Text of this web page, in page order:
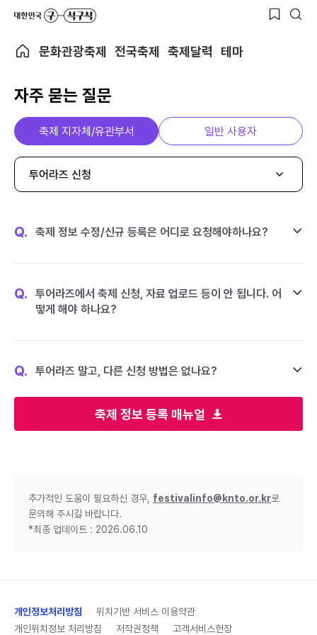
문화관광축제 전국축제 축제달력 테마
자주 묻는 질문
축제 정보 등록 매뉴얼
축제 지자체/유관부서 일반 사용자
투어라즈 신청
Q. 축제 정보 수정/신규 등록은 어디로 요청해야하나요?
Q.
투어라즈에서 축제 신청, 자료 업로드 등이 안 됩니다. 어
떻게 해야 하나요?
Q. 투어라즈 말고, 다른 신청 방법은 없나요?
추가적인 도움이 필요하신 경우, festivalinfo@knto.or.kr로
문의해 주시길 바랍니다.
*최종 업데이트 : 2026.06.10
개인정보처리방침
위치기반 서비스 이용약관
개인위치정보 처리방침
저작권정책 고객서비스헌장